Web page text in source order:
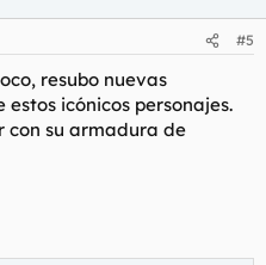
#5
resubo nuevas
icónicos personajes.
con su armadura de